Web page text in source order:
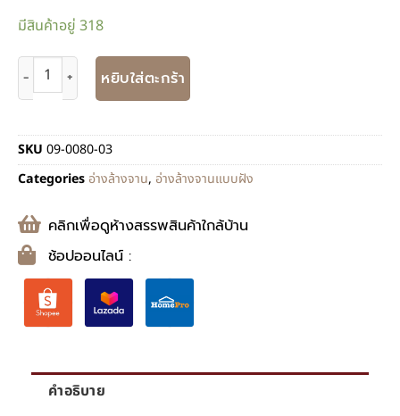
มีสินค้าอยู่ 318
หยิบใส่ตะกร้า
SKU 09-0080-03
Categories อ่างล้างจาน, อ่างล้างจานแบบฝัง
คลิกเพื่อดูห้างสรรพสินค้าใกล้บ้าน
ช้อปออนไลน์ :
คำอธิบาย